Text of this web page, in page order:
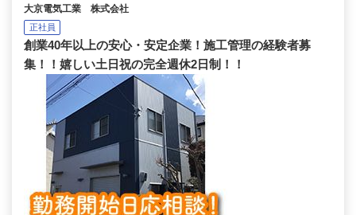
大京電気工業 株式会社
正社員
創業40年以上の安心・安定企業！施工管理の経験者募
集！！嬉しい土日祝の完全週休2日制！！